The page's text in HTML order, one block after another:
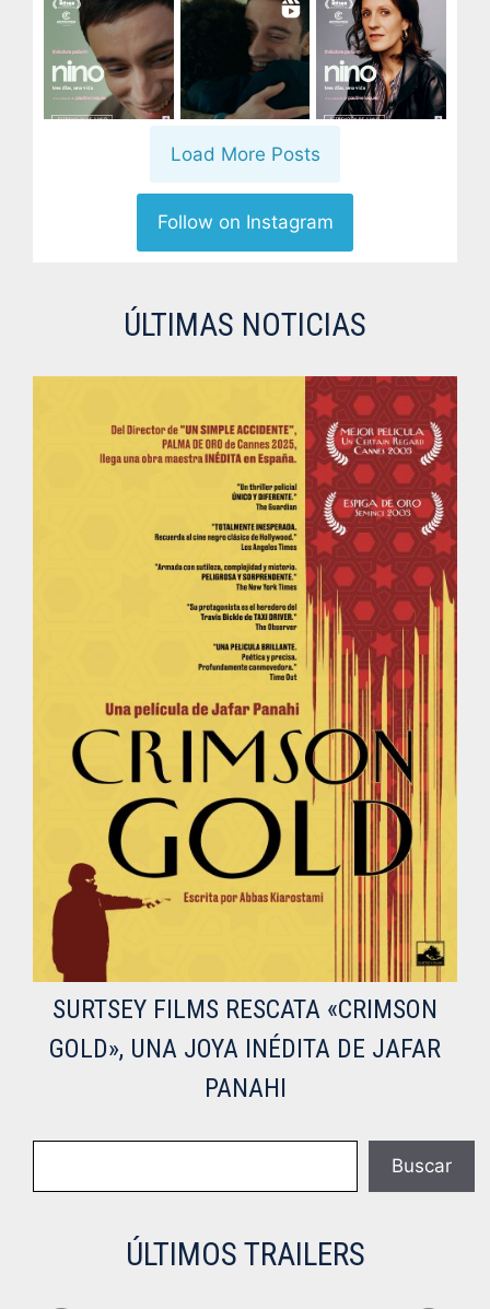
Load More Posts
Follow on Instagram
ÚLTIMAS NOTICIAS
SURTSEY FILMS RESCATA «CRIMSON
GOLD», UNA JOYA INÉDITA DE JAFAR
PANAHI
Buscar
ÚLTIMOS TRAILERS